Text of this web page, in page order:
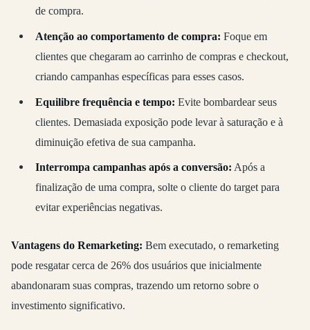
de compra.
Atenção ao comportamento de compra: Foque em
clientes que chegaram ao carrinho de compras e checkout,
criando campanhas específicas para esses casos.
Equilibre frequência e tempo: Evite bombardear seus
clientes. Demasiada exposição pode levar à saturação e à
diminuição efetiva de sua campanha.
Interrompa campanhas após a conversão: Após a
finalização de uma compra, solte o cliente do target para
evitar experiências negativas.
Vantagens do Remarketing: Bem executado, o remarketing
pode resgatar cerca de 26% dos usuários que inicialmente
abandonaram suas compras, trazendo um retorno sobre o
investimento significativo.